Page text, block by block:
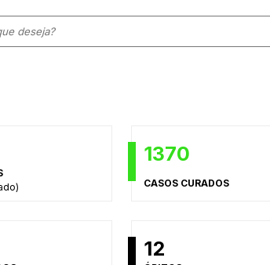
1370
CASOS CURADOS
12